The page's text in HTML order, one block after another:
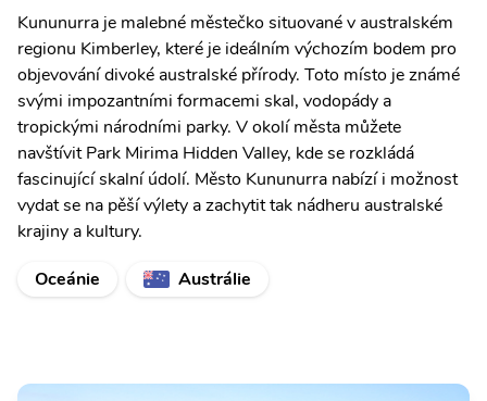
Kununurra je malebné městečko situované v australském
regionu Kimberley, které je ideálním výchozím bodem pro
objevování divoké australské přírody. Toto místo je známé
svými impozantními formacemi skal, vodopády a
tropickými národními parky. V okolí města můžete
navštívit Park Mirima Hidden Valley, kde se rozkládá
fascinující skalní údolí. Město Kununurra nabízí i možnost
vydat se na pěší výlety a zachytit tak nádheru australské
krajiny a kultury.
Oceánie
Austrálie